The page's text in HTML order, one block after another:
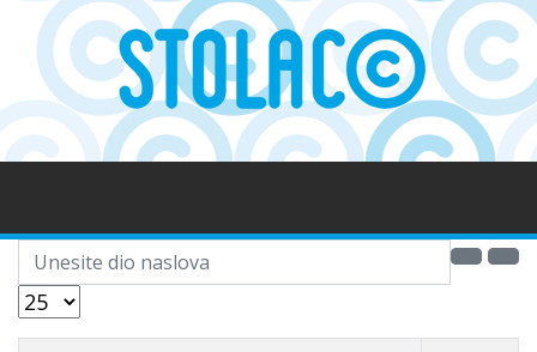
Unesite dio naslova
Prikaz #